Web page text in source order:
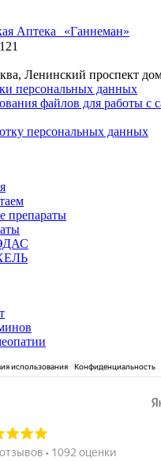
Аптека «Ганнеман»
Ленинский проспект
персональных данных
файлов для работы с
персональных данных
препараты